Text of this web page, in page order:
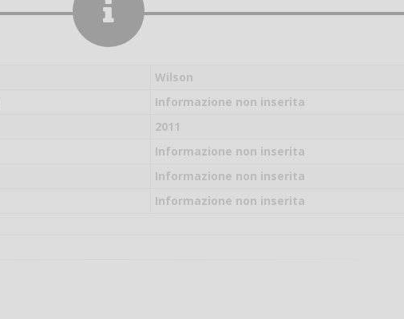
Wilson
Informazione non inserita
2011
Informazione non inserita
Informazione non inserita
Informazione non inserita
come fare per
il campo per giocare
un mio amico?
Devo chiamare il